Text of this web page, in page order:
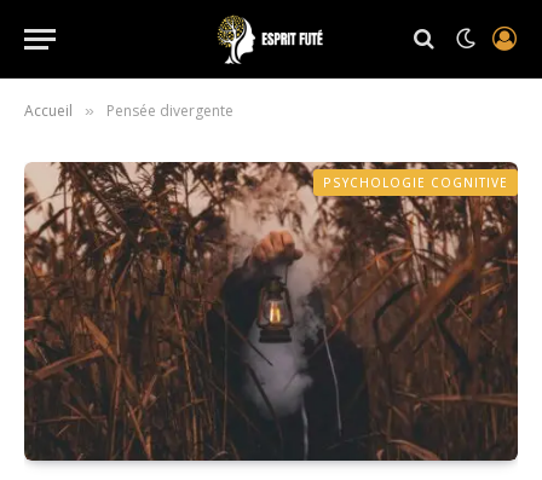
Accueil » Pensée divergente
PSYCHOLOGIE COGNITIVE